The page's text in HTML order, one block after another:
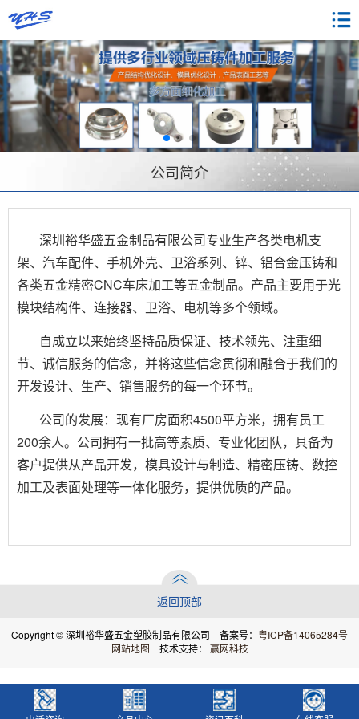
公司简介
深圳裕华盛五金制品有限公司专业生产各类电机支
架、汽车配件、手机外壳、卫浴系列、锌、铝合金压铸和
各类五金精密CNC车床加工等五金制品。产品主要用于光
模块结构件、连接器、卫浴、电机等多个领域。
自成立以来始终坚持品质保证、技术领先、注重细
节、诚信服务的信念，并将这些信念贯彻和融合于我们的
开发设计、生产、销售服务的每一个环节。
公司的发展：现有厂房面积4500平方米，拥有员工
200余人。公司拥有一批高等素质、专业化团队，具备为
客户提供从产品开发，模具设计与制造、精密压铸、数控
加工及表面处理等一体化服务，提供优质的产品。
返回顶部
Copyright © 深圳裕华盛五金塑胶制品有限公司 备案号： 粤ICP备14065284号
网站地图 技术支持： 赢网科技